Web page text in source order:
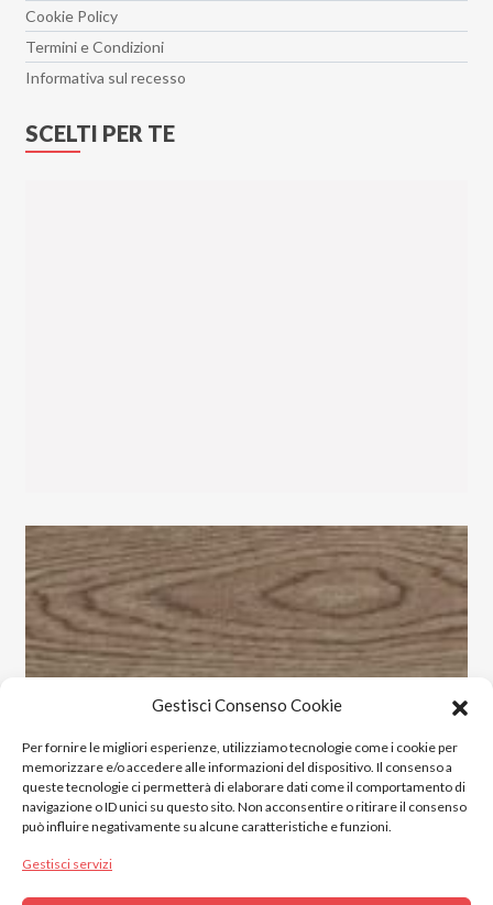
Gestisci Consenso Cookie
Per fornire le migliori esperienze, utilizziamo tecnologie come i cookie per
memorizzare e/o accedere alle informazioni del dispositivo. Il consenso a
queste tecnologie ci permetterà di elaborare dati come il comportamento di
navigazione o ID unici su questo sito. Non acconsentire o ritirare il consenso
può influire negativamente su alcune caratteristiche e funzioni.
Gestisci servizi
Cookie Policy
Termini e Condizioni
Informativa sul recesso
SCELTI PER TE